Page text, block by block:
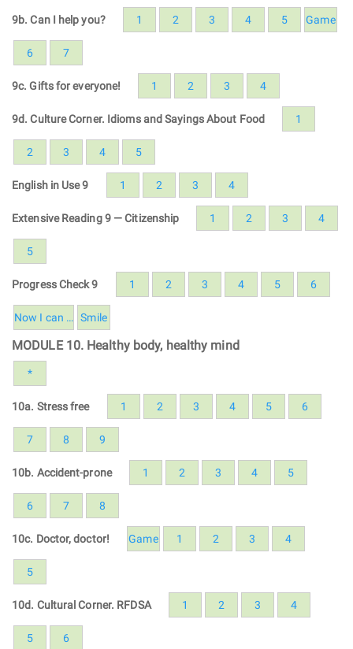
9b. Can I help you? 1 2 3 4 5 Game
6 7
9c. Gifts for everyone! 1 2 3 4
9d. Culture Corner. Idioms and Sayings About Food 1
2 3 4 5
English in Use 9 1 2 3 4
Extensive Reading 9 — Citizenship 1 2 3 4
5
Progress Check 9 1 2 3 4 5 6
Now I can … Smile
MODULE 10. Healthy body, healthy mind
*
10a. Stress free 1 2 3 4 5 6
7 8 9
10b. Accident-prone 1 2 3 4 5
6 7 8
10c. Doctor, doctor! Game 1 2 3 4
5
10d. Cultural Corner. RFDSA 1 2 3 4
5 6